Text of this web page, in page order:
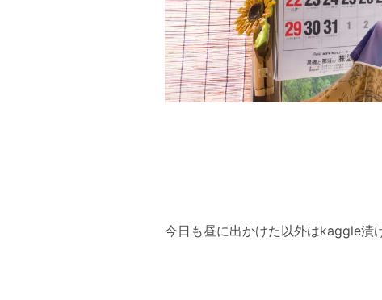
今日も昼に出かけた以外はkaggle漬